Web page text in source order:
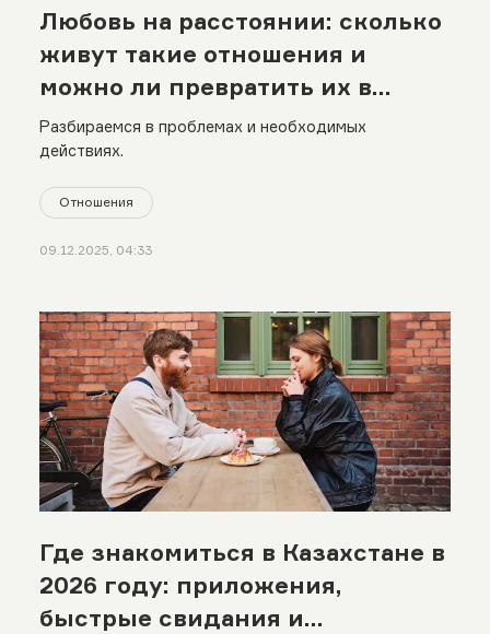
Любовь на расстоянии: сколько
живут такие отношения и
можно ли превратить их в
реальность
Разбираемся в проблемах и необходимых
действиях.
Отношения
09.12.2025, 04:33
Где знакомиться в Казахстане в
2026 году: приложения,
быстрые свидания и